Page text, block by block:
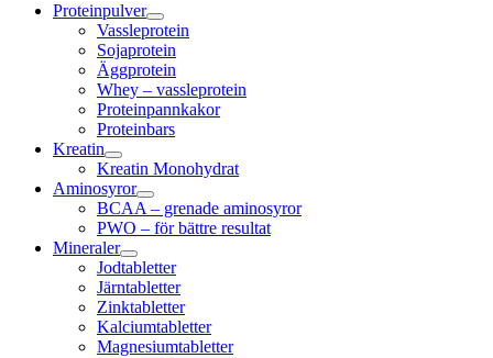
Proteinpulver
Vassleprotein
Sojaprotein
Äggprotein
Whey – vassleprotein
Proteinpannkakor
Proteinbars
Kreatin
Kreatin Monohydrat
Aminosyror
BCAA – grenade aminosyror
PWO – för bättre resultat
Mineraler
Jodtabletter
Järntabletter
Zinktabletter
Kalciumtabletter
Magnesiumtabletter